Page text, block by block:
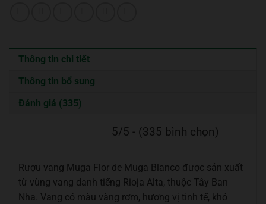
Thông tin chi tiết
Thông tin bổ sung
Đánh giá (335)
5/5 - (335 bình chọn)
Rượu vang Muga Flor de Muga Blanco được sản xuất
từ vùng vang danh tiếng Rioja Alta, thuộc Tây Ban
Nha. Vang có màu vàng rơm, hương vị tinh tế, khó